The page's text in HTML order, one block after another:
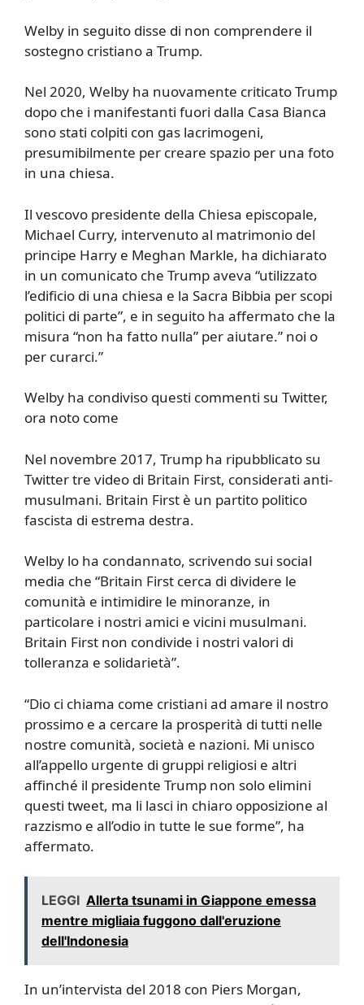
Welby in seguito disse di non comprendere il
sostegno cristiano a Trump.
Nel 2020, Welby ha nuovamente criticato Trump
dopo che i manifestanti fuori dalla Casa Bianca
sono stati colpiti con gas lacrimogeni,
presumibilmente per creare spazio per una foto
in una chiesa.
Il vescovo presidente della Chiesa episcopale,
Michael Curry, intervenuto al matrimonio del
principe Harry e Meghan Markle, ha dichiarato
in un comunicato che Trump aveva “utilizzato
l’edificio di una chiesa e la Sacra Bibbia per scopi
politici di parte”, e in seguito ha affermato che la
misura “non ha fatto nulla” per aiutare.” noi o
per curarci.”
Welby ha condiviso questi commenti su Twitter,
ora noto come
Nel novembre 2017, Trump ha ripubblicato su
Twitter tre video di Britain First, considerati anti-
musulmani. Britain First è un partito politico
fascista di estrema destra.
Welby lo ha condannato, scrivendo sui social
media che “Britain First cerca di dividere le
comunità e intimidire le minoranze, in
particolare i nostri amici e vicini musulmani.
Britain First non condivide i nostri valori di
tolleranza e solidarietà”.
“Dio ci chiama come cristiani ad amare il nostro
prossimo e a cercare la prosperità di tutti nelle
nostre comunità, società e nazioni. Mi unisco
all’appello urgente di gruppi religiosi e altri
affinché il presidente Trump non solo elimini
questi tweet, ma li lasci in chiaro opposizione al
razzismo e all’odio in tutte le sue forme”, ha
affermato.
LEGGI Allerta tsunami in Giappone emessa
mentre migliaia fuggono dall'eruzione
dell'Indonesia
In un’intervista del 2018 con Piers Morgan,